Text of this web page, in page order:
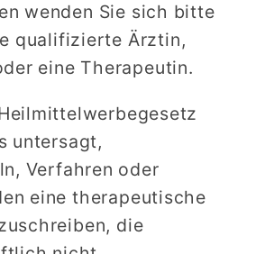
wenden Sie sich bitte
qualifizierte Ärztin,
eine Therapeutin.
untersagt,
Verfahren oder
eine therapeutische
die